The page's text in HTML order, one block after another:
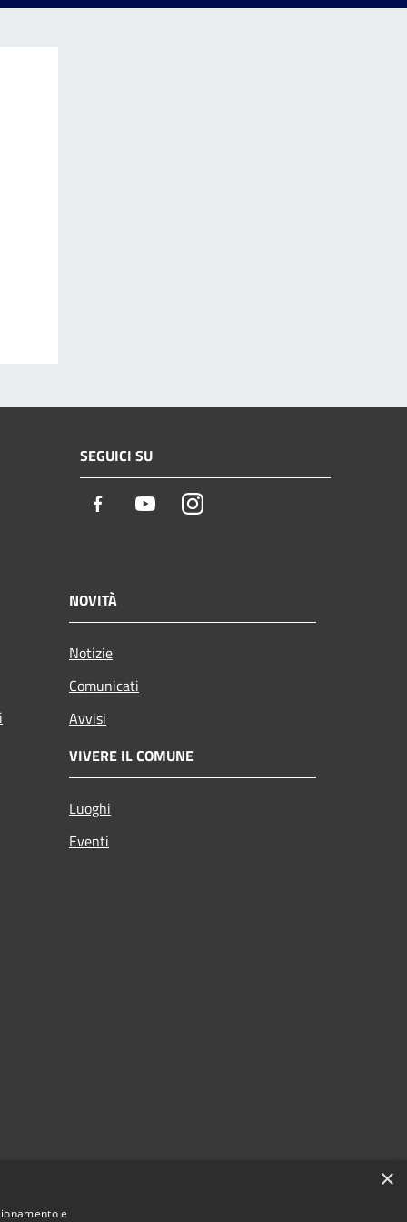
SEGUICI SU
Facebook YoutubeInstagram
NOVITÀ
Notizie
Comunicati
Avvisi
VIVERE IL COMUNE
Luoghi
Eventi
×
e